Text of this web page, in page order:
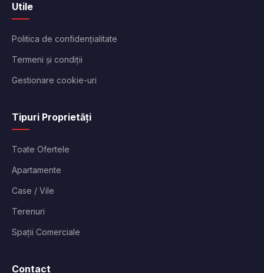
Utile
Politica de confidențialitate
Termeni și condiții
Gestionare cookie-uri
Tipuri Proprietăți
Toate Ofertele
Apartamente
Case / Vile
Terenuri
Spații Comerciale
Contact